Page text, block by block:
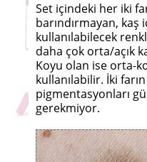
Set içindeki her iki
barındırmayan, kaş
kullanılabilecek
daha çok orta/açık
Koyu olan ise orta-
kullanılabilir. İki
pigmentasyonları
gerekmiyor.